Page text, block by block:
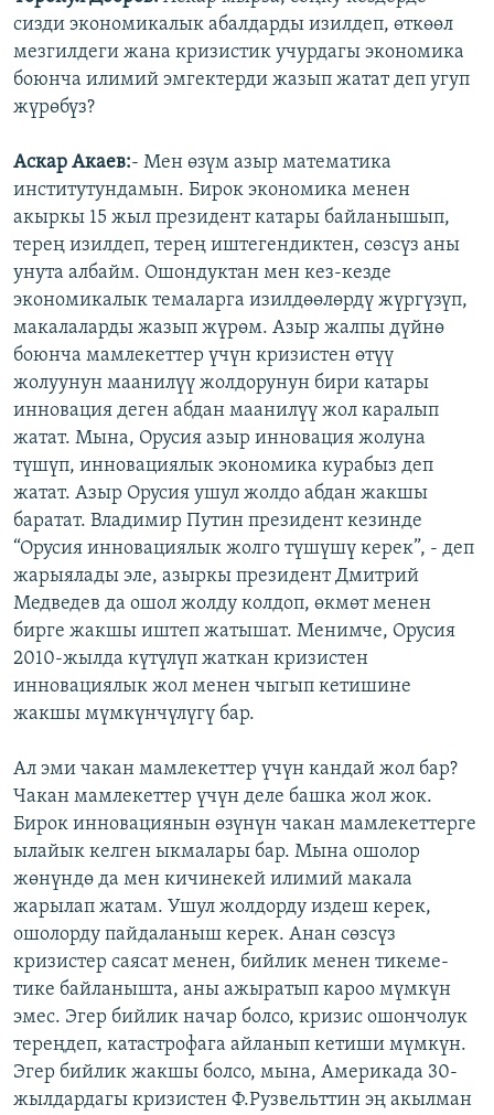
сизди экономикалык абалдарды изилдеп, өткөөл
мезгилдеги жана кризистик учурдагы экономика
боюнча илимий эмгектерди жазып жатат деп угуп
жүрөбүз?
Аскар Акаев:- Мен өзүм азыр математика
институтундамын. Бирок экономика менен
акыркы 15 жыл президент катары байланышып,
терең изилдеп, терең иштегендиктен, сөзсүз аны
унута албайм. Ошондуктан мен кез-кезде
экономикалык темаларга изилдөөлөрдү жүргүзүп,
макалаларды жазып жүрөм. Азыр жалпы дүйнө
боюнча мамлекеттер үчүн кризистен өтүү
жолуунун маанилүү жолдорунун бири катары
инновация деген абдан маанилүү жол каралып
жатат. Мына, Орусия азыр инновация жолуна
түшүп, инновациялык экономика курабыз деп
жатат. Азыр Орусия ушул жолдо абдан жакшы
баратат. Владимир Путин президент кезинде
“Орусия инновациялык жолго түшүшү керек”, - деп
жарыялады эле, азыркы президент Дмитрий
Медведев да ошол жолду колдоп, өкмөт менен
бирге жакшы иштеп жатышат. Менимче, Орусия
2010-жылда күтүлүп жаткан кризистен
инновациялык жол менен чыгып кетишине
жакшы мүмкүнчүлүгү бар.
Ал эми чакан мамлекеттер үчүн кандай жол бар?
Чакан мамлекеттер үчүн деле башка жол жок.
Бирок инновациянын өзүнүн чакан мамлекеттерге
ылайык келген ыкмалары бар. Мына ошолор
жөнүндө да мен кичинекей илимий макала
жарылап жатам. Ушул жолдорду издеш керек,
ошолорду пайдаланыш керек. Анан сөзсүз
кризистер саясат менен, бийлик менен тикеме-
тике байланышта, аны ажыратып кароо мүмкүн
эмес. Эгер бийлик начар болсо, кризис ошончолук
тереңдеп, катастрофага айланып кетиши мүмкүн.
Эгер бийлик жакшы болсо, мына, Америкада 30-
жылдардагы кризистен Ф.Рузвельттин эң акылман